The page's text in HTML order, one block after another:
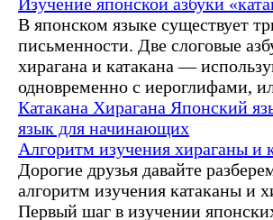
В японском языке существует
письменности. Две слоговые
хирагана и катакана —
одновременно с иероглифами,
Катакана Хирагана Японский
язык для начинающих
Алгоритм изучения хираганы и
Дорогие друзья давайте
алгоритм изучения катаканы и
Первый шаг в изучении